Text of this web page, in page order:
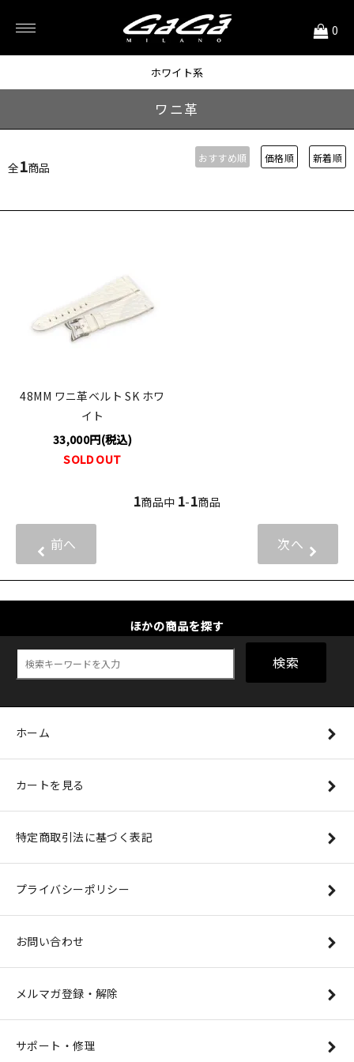
0
48mm用
ホワイト系
ワニ革
全1商品
おすすめ順 価格順 新着順
48MM ワニ革ベルト SK ホワ
イト
33,000円(税込)
SOLD OUT
1商品中 1-1商品
前へ 次へ
ほかの商品を探す
検索
ホーム
カートを見る
特定商取引法に基づく表記
プライバシーポリシー
お問い合わせ
メルマガ登録・解除
サポート・修理